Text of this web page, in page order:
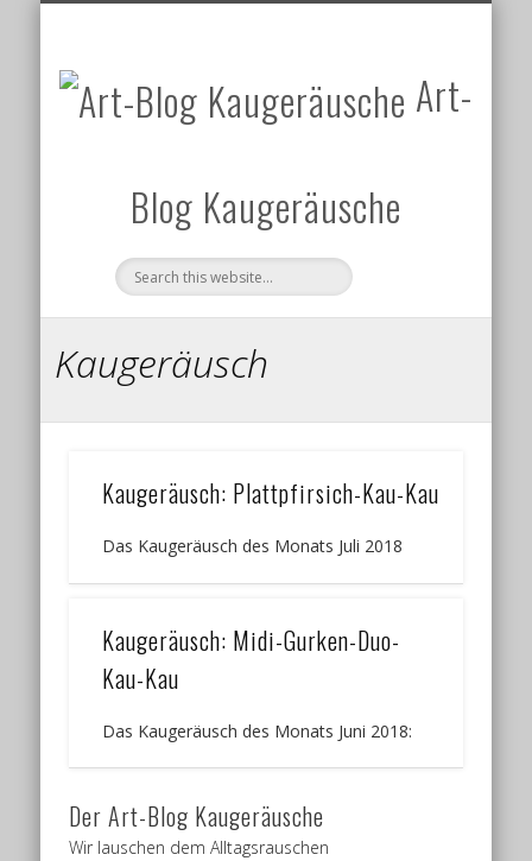
Art-
Blog Kaugeräusche
Kaugeräusch
Kaugeräusch: Plattpfirsich-Kau-Kau
Das Kaugeräusch des Monats Juli 2018
Kaugeräusch: Midi-Gurken-Duo-
Kau-Kau
Das Kaugeräusch des Monats Juni 2018:
Der Art-Blog Kaugeräusche
Wir lauschen dem Alltagsrauschen